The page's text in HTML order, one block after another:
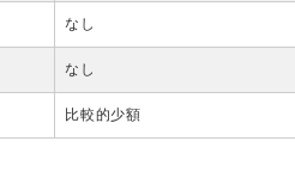
なし
なし
比較的少額